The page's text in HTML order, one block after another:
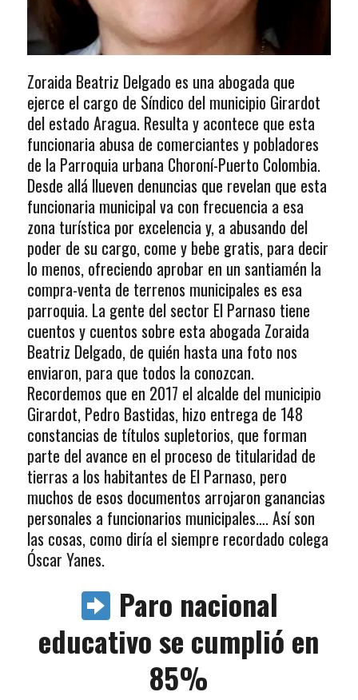
Zoraida Beatriz Delgado es una abogada que
ejerce el cargo de Síndico del municipio Girardot
del estado Aragua. Resulta y acontece que esta
funcionaria abusa de comerciantes y pobladores
de la Parroquia urbana Choroní-Puerto Colombia.
Desde allá llueven denuncias que revelan que esta
funcionaria municipal va con frecuencia a esa
zona turística por excelencia y, a abusando del
poder de su cargo, come y bebe gratis, para decir
lo menos, ofreciendo aprobar en un santiamén la
compra-venta de terrenos municipales es esa
parroquia. La gente del sector El Parnaso tiene
cuentos y cuentos sobre esta abogada Zoraida
Beatriz Delgado, de quién hasta una foto nos
enviaron, para que todos la conozcan.
Recordemos que en 2017 el alcalde del municipio
Girardot, Pedro Bastidas, hizo entrega de 148
constancias de títulos supletorios, que forman
parte del avance en el proceso de titularidad de
tierras a los habitantes de El Parnaso, pero
muchos de esos documentos arrojaron ganancias
personales a funcionarios municipales…. Así son
las cosas, como diría el siempre recordado colega
Óscar Yanes.
Paro nacional
educativo se cumplió en
85%